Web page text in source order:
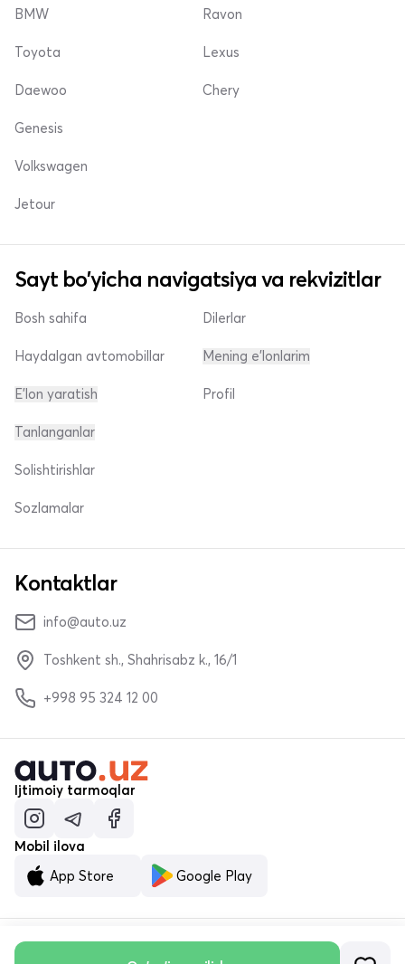
BMW
Toyota
Daewoo
Ravon
Lexus
Chery
Genesis
Volkswagen
Jetour
Sayt bo'yicha navigatsiya va rekvizitlar
Bosh sahifa
Haydalgan avtomobillar
E'lon yaratish
Dilerlar
Mening e'lonlarim
Profil
Tanlanganlar
Solishtirishlar
Sozlamalar
Kontaktlar
info@auto.uz
Toshkent sh., Shahrisabz k., 16/1
+998 95 324 12 00
Ijtimoiy tarmoqlar
Mobil ilova
App Store
Google Play